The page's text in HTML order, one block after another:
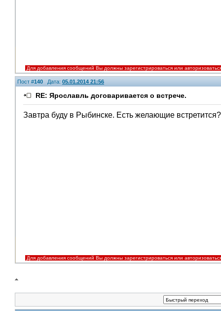
Для добавления сообщений Вы должны зарегистрироваться или
Пост #140 Дата: 05.01.2014 21:56
RE: Ярославль договаривается о встрече.
Завтра буду в Рыбинске. Есть желающие встретится?
Для добавления сообщений Вы должны зарегистрироваться или